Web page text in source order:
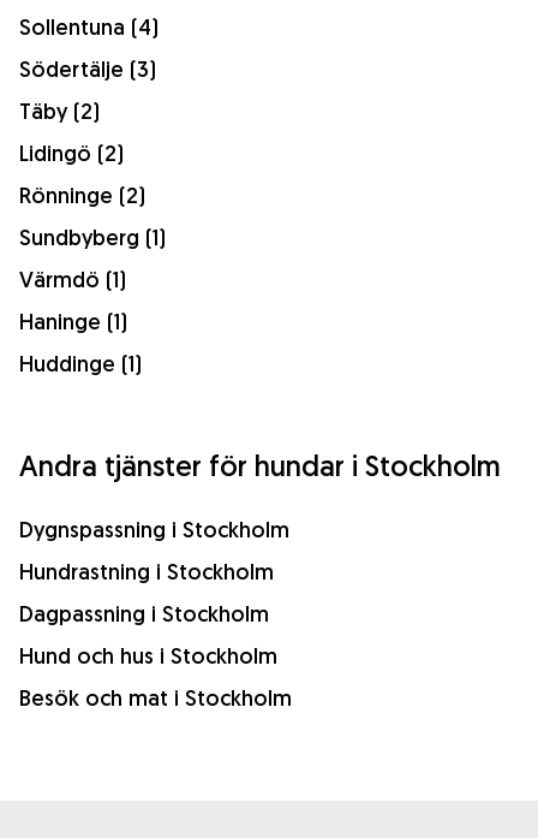
Sollentuna (4)
Södertälje (3)
Täby (2)
Lidingö (2)
Rönninge (2)
Sundbyberg (1)
Värmdö (1)
Haninge (1)
Huddinge (1)
Andra tjänster för hundar i Stockholm
Dygnspassning i Stockholm
Hundrastning i Stockholm
Dagpassning i Stockholm
Hund och hus i Stockholm
Besök och mat i Stockholm